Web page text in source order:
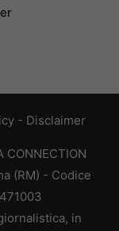
- Disclaimer
(RM) - Codice
in